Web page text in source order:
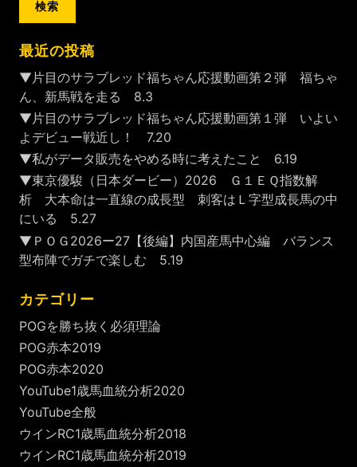
最近の投稿
▼片目のサラブレッド福ちゃん応援動画第２弾 福ちゃ
ん、新馬戦を走る 8.3
▼片目のサラブレッド福ちゃん応援動画第１弾 いよい
よデビュー戦近し！ 7.20
▼私がデータ販売をやめる時に考えたこと 6.19
▼東京優駿（日本ダービー）2026 Ｇ１ＥＱ指数解
析 大本命は一直線の成長型 刺客はＬ字型成長馬の中
にいる 5.27
▼ＰＯＧ2026ー27【後編】内国産馬中心編 バランス
型布陣でガチで楽しむ 5.19
カテゴリー
POGを勝ち抜く必須理論
POG赤本2019
POG赤本2020
YouTube1歳馬血統分析2020
YouTube全般
ウインRC1歳馬血統分析2018
ウインRC1歳馬血統分析2019